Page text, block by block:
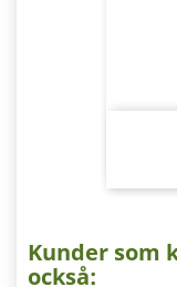
Kunder som
också: